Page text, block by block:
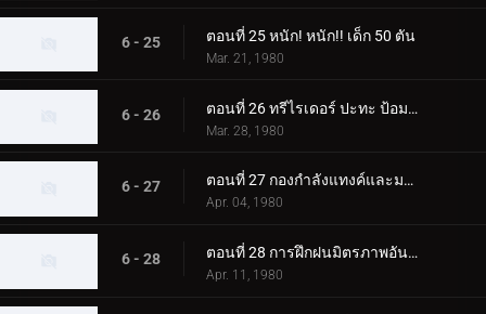
6 - 25 ตอนที่ 25 หนัก! หนัก!! เด็ก 50 ตัน
Mar. 21, 1980
6 - 26 ตอนที่ 26 ทรีไรเดอร์ ปะทะ ป้อมปราการโรงเรียนของนีโอช็อคเกอร์
Mar. 28, 1980
6 - 27 ตอนที่ 27 กองกำลังแทงค์และมอนสเตอร์ เจเนอเรชั่นที่ 2 เต็มกำลังของนักขี่ทั้งแปดคน
Apr. 04, 1980
6 - 28 ตอนที่ 28 การฝึกฝนมิตรภาพอันยิ่งใหญ่ของนักขี่ทั้งแปด
Apr. 11, 1980